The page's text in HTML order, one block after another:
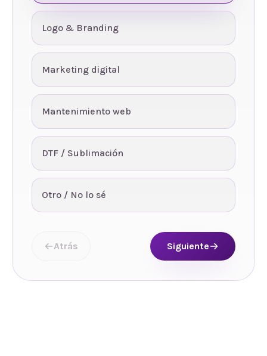
Logo & Branding
Marketing digital
Mantenimiento web
DTF / Sublimación
Otro / No lo sé
Atrás Siguiente